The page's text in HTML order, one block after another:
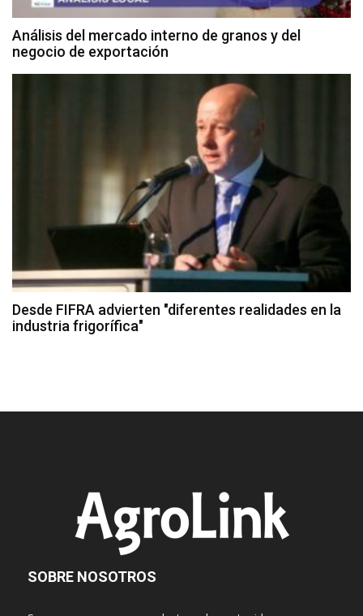
Análisis del mercado interno de granos y del
negocio de exportación
Desde FIFRA advierten "diferentes realidades en la
industria frigorífica"
SOBRE NOSOTROS